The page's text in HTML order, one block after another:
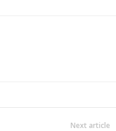
Next article